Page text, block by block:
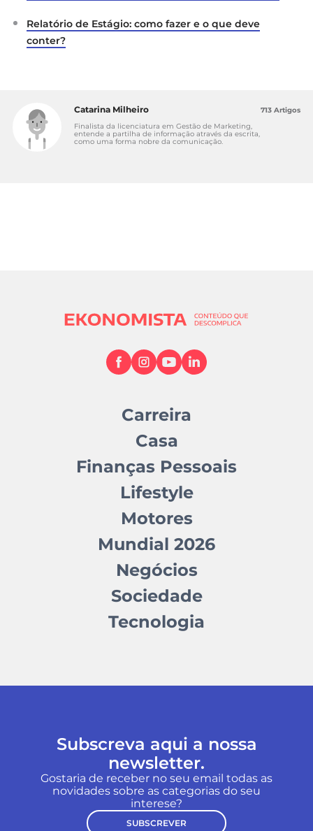
Relatório de Estágio: como fazer e o que deve
conter?
Catarina Milheiro
Finalista da licenciatura em Gestão de Marketing,
entende a partilha de informação através da escrita,
como uma forma nobre da comunicação.
713 Artigos
Carreira
Casa
Finanças Pessoais
Lifestyle
Motores
Mundial 2026
Negócios
Sociedade
Tecnologia
Subscreva aqui a nossa
newsletter.
Gostaria de receber no seu email todas as
novidades sobre as categorias do seu
interese?
SUBSCREVER